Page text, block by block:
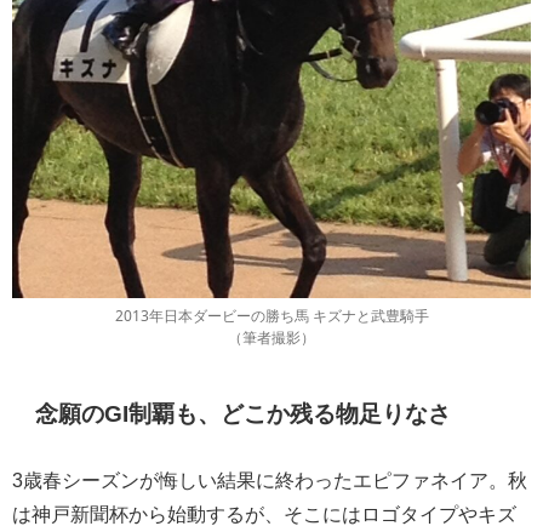
2013年日本ダービーの勝ち馬 キズナと武豊騎手
（筆者撮影）
念願のGI制覇も、どこか残る物足りなさ
3歳春シーズンが悔しい結果に終わったエピファネイア。秋
は神戸新聞杯から始動するが、そこにはロゴタイプやキズ